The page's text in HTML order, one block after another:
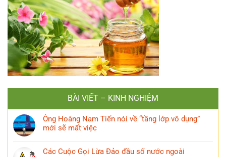
BÀI VIẾT – KINH NGHIỆM
Ông Hoàng Nam Tiến nói về “tầng lớp vô dụng”
mới sẽ mất việc
Các Cuộc Gọi Lừa Đảo đầu số nước ngoài